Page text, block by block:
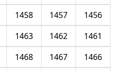
1456
1457
1458
1461
1462
1463
1466
1467
1468